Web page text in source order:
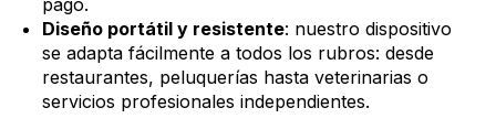
pago.
Diseño portátil y resistente: nuestro dispositivo
se adapta fácilmente a todos los rubros: desde
restaurantes, peluquerías hasta veterinarias o
servicios profesionales independientes.